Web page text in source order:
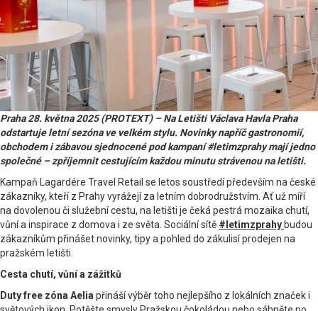
Praha 28. května 2025 (PROTEXT) – Na Letišti Václava Havla Praha
odstartuje letní sezóna ve velkém stylu. Novinky napříč gastronomií,
obchodem i zábavou sjednocené pod kampaní #letimzprahy mají jedno
společné – zpříjemnit cestujícím každou minutu strávenou na letišti.
Kampaň Lagardére Travel Retail se letos soustředí především na české
zákazníky, kteří z Prahy vyrážejí za letním dobrodružstvím. Ať už míří
na dovolenou či služební cestu, na letišti je čeká pestrá mozaika chutí,
vůní a inspirace z domova i ze světa. Sociální sítě #letimzprahy budou
zákazníkům přinášet novinky, tipy a pohled do zákulisí prodejen na
pražském letišti.
Cesta chutí, vůní a zážitků
Duty free zóna Aelia přináší výběr toho nejlepšího z lokálních značek i